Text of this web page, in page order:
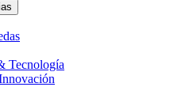
Tecnología